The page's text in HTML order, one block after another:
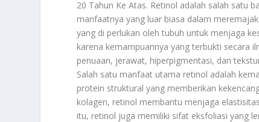
20 Tahun Ke Atas. Retinol adalah salah satu
manfaatnya yang luar biasa dalam
yang di perlukan oleh tubuh untuk menjaga
karena kemampuannya yang terbukti secara
penuaan, jerawat, hiperpigmentasi, dan
Salah satu manfaat utama retinol adalah
protein struktural yang memberikan
kolagen, retinol membantu menjaga
itu, retinol juga memiliki sifat eksfoliasi yang